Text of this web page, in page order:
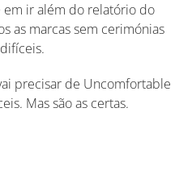
em ir além do relatório do
as marcas sem cerimónias
precisar de Uncomfortable
Mas são as certas.